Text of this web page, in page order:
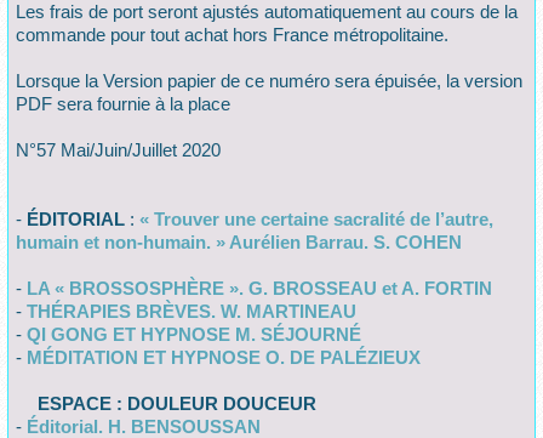
Les frais de port seront ajustés automatiquement au cours de la
commande pour tout achat hors France métropolitaine.
Lorsque la Version papier de ce numéro sera épuisée, la version
PDF sera fournie à la place
N°57 Mai/Juin/Juillet 2020
- ÉDITORIAL : « Trouver une certaine sacralité de l’autre,
humain et non-humain. » Aurélien Barrau. S. COHEN
- LA « BROSSOSPHÈRE ». G. BROSSEAU et A. FORTIN
- THÉRAPIES BRÈVES. W. MARTINEAU
- QI GONG ET HYPNOSE M. SÉJOURNÉ
- MÉDITATION ET HYPNOSE O. DE PALÉZIEUX
ESPACE : DOULEUR DOUCEUR
- Éditorial. H. BENSOUSSAN